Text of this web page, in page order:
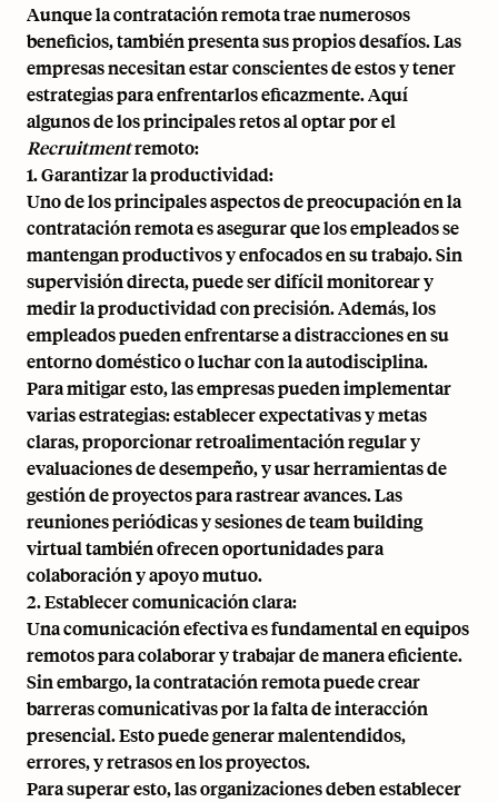
Aunque la contratación remota trae numerosos
beneficios, también presenta sus propios desafíos. Las
empresas necesitan estar conscientes de estos y tener
estrategias para enfrentarlos eficazmente. Aquí
algunos de los principales retos al optar por el
Recruitmentremoto:
1. Garantizar la productividad:
Uno de los principales aspectos de preocupación en la
contratación remota es asegurar que los empleados se
mantengan productivos y enfocados en su trabajo. Sin
supervisión directa, puede ser difícil monitorear y
medir la productividad con precisión. Además, los
empleados pueden enfrentarse a distracciones en su
entorno doméstico o luchar con la autodisciplina.
Para mitigar esto, las empresas pueden implementar
varias estrategias: establecer expectativas y metas
claras, proporcionar retroalimentación regular y
evaluaciones de desempeño, y usar herramientas de
gestión de proyectos para rastrear avances. Las
reuniones periódicas y sesiones de team building
virtual también ofrecen oportunidades para
colaboración y apoyo mutuo.
2. Establecer comunicación clara:
Una comunicación efectiva es fundamental en equipos
remotos para colaborar y trabajar de manera eficiente.
Sin embargo, la contratación remota puede crear
barreras comunicativas por la falta de interacción
presencial. Esto puede generar malentendidos,
errores, y retrasos en los proyectos.
Para superar esto, las organizaciones deben establecer